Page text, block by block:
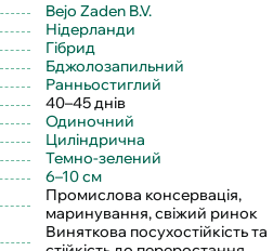
Bejo Zaden B.V.
Нідерланди
Гібрид
Бджолозапильний
Ранньостиглий
40–45 днів
Одиночний
Циліндрична
Темно-зелений
6–10 см
Промислова консервація,
маринування, свіжий ринок
Виняткова посухостійкість та